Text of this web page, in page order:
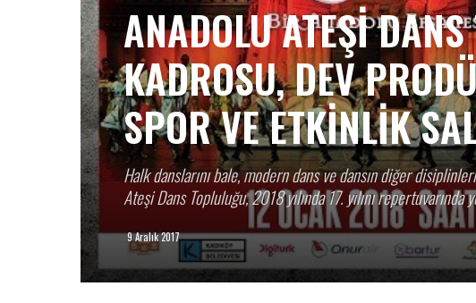
ANADOLU ATEŞİ
KADROSU, DEV
SPOR VE ETKİNLİK
Halk danslarını bale, modern dans ve dansın diğer
Ateşi Dans Topluluğu, 2018 yılında 17. yılını
9 Aralık 2017